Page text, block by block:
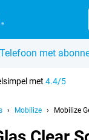
Telefoon met
met4.4/5
Mobilize Mobilize